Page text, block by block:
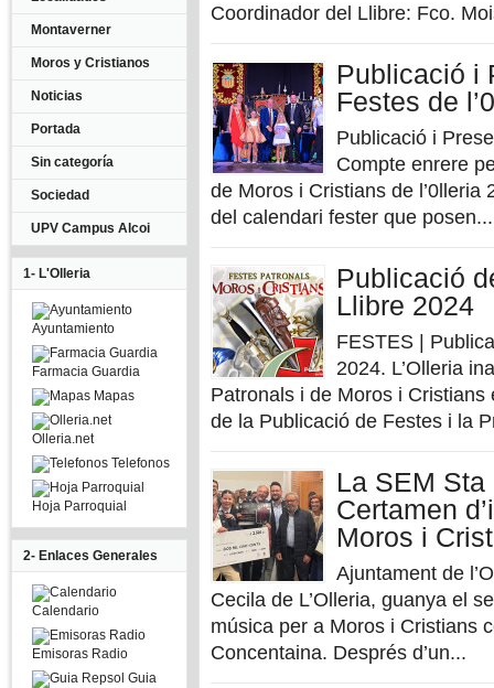
Montaverner
Moros y Cristianos
Noticias
Portada
Sin categoría
Sociedad
UPV Campus Alcoi
1- L'Olleria
Ayuntamiento
Farmacia Guardia
Mapas
Olleria.net
Telefonos
Hoja Parroquial
2- Enlaces Generales
Calendario
Emisoras Radio
Guia
Coordinador del Llibre: Fco.
Publicació i
Festes de
Publicació i
Compte enrere
de Moros i Cristians de
del calendari fester que posen...
Publicació
Llibre 2024
FESTES |
2024. L’Olleria
Patronals i de Moros i Cristians
de la Publicació de Festes i la
La SEM
Certamen
Moros i
Ajuntament de
Cecila de L’Olleria, guanya el
música per a Moros i Cristians
Concentaina. Després d’un...